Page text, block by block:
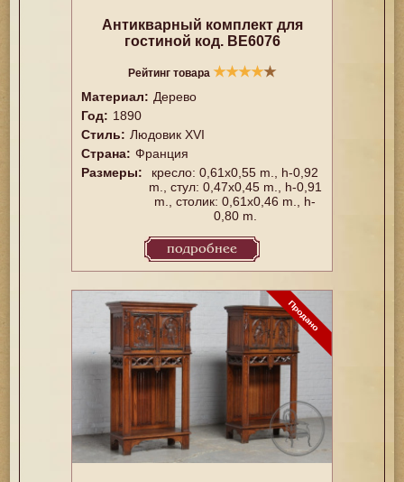
Антикварный комплект для
гостиной код. BE6076
Рейтинг товара ★★★★★
Материал: Дерево
Год: 1890
Стиль: Людовик XVI
Страна: Франция
Размеры:
кресло: 0,61x0,55 m., h-0,92
m., стул: 0,47x0,45 m., h-0,91
m., столик: 0,61x0,46 m., h-
0,80 m.
подробнее